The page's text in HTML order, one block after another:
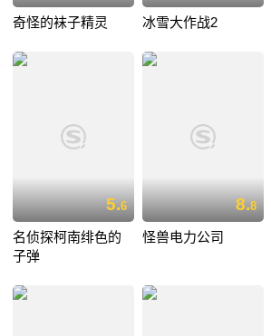
奇怪的袜子精灵 冰雪大作战2
5.6
名侦探柯南绯色的
子弹
8.8
怪兽电力公司